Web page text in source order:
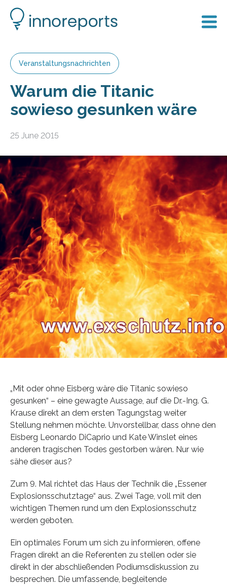
Veranstaltungsnachrichten
Warum die Titanic
sowieso gesunken wäre
25 June 2015
„Mit oder ohne Eisberg wäre die Titanic sowieso
gesunken“ – eine gewagte Aussage, auf die Dr.-Ing. G.
Krause direkt an dem ersten Tagungstag weiter
Stellung nehmen möchte. Unvorstellbar, dass ohne den
Eisberg Leonardo DiCaprio und Kate Winslet eines
anderen tragischen Todes gestorben wären. Nur wie
sähe dieser aus?
Zum 9. Mal richtet das Haus der Technik die „Essener
Explosionsschutztage“ aus. Zwei Tage, voll mit den
wichtigen Themen rund um den Explosionsschutz
werden geboten.
Ein optimales Forum um sich zu informieren, offene
Fragen direkt an die Referenten zu stellen oder sie
direkt in der abschließenden Podiumsdiskussion zu
besprechen. Die umfassende, begleitende